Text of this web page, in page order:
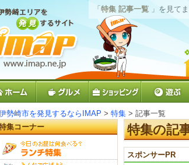
「特集 記事一覧 」を見てま
勢崎市を発見するならIMAP > 特集 > 記事一覧
特集の記
スポンサーPR
集コーナー